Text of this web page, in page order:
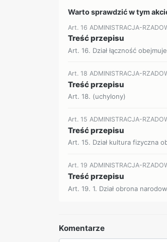
Warto sprawdzić w tym
Art. 16 ADMINISTRACJA-
Treść przepisu
Art. 16. Dział łączność
Art. 18 ADMINISTRACJA-
Treść przepisu
Art. 18. (uchylony)
Art. 15 ADMINISTRACJA-
Treść przepisu
Art. 15. Dział kultura fizyczna
Art. 19 ADMINISTRACJA-
Treść przepisu
Art. 19. 1. Dział obrona
Komentarze